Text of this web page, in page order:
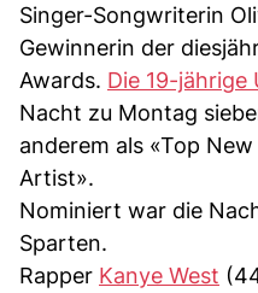
Singer-Songwriterin
Gewinnerin der
Awards. Die 19-jährige
Nacht zu Montag
anderem als «Top
Artist».
Nominiert war die
Sparten.
Rapper Kanye West